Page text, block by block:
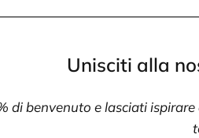
Unisciti alla
di benvenuto e lasciati